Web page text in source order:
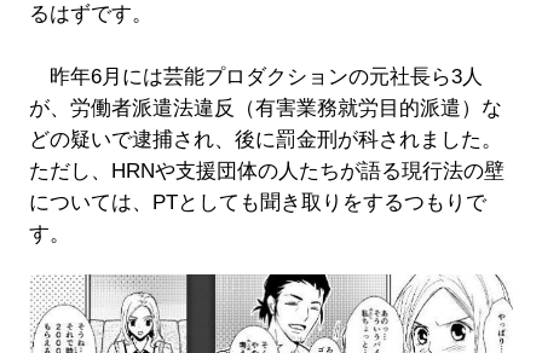
るはずです。
昨年6月には芸能プロダクションの元社長ら3人
が、労働者派遣法違反（有害業務就労目的派遣）な
どの疑いで逮捕され、後に罰金刑が科されました。
ただし、HRNや支援団体の人たちが語る現行法の壁
については、PTとしても聞き取りをするつもりで
す。